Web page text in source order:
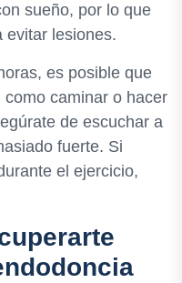
sueño, por lo que
evitar lesiones.
es posible que
caminar o hacer
de escuchar a
fuerte. Si
el ejercicio,